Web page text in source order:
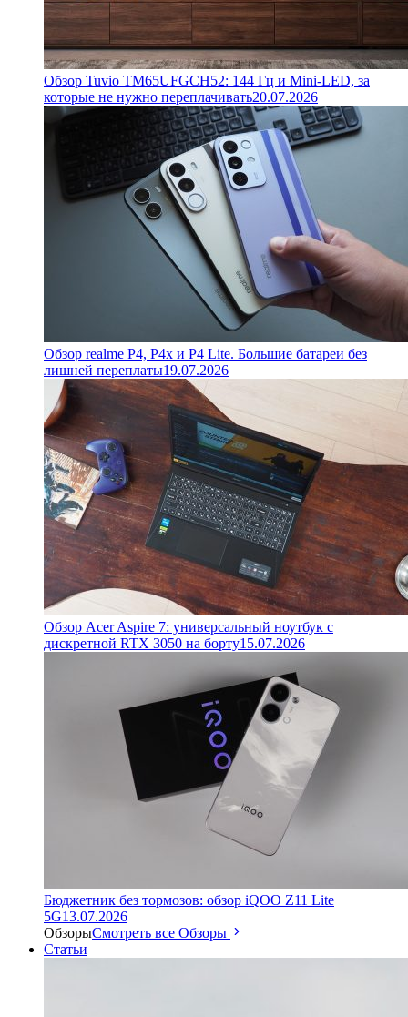
Обзор Tuvio TM65UFGCH52: 144 Гц и Mini-LED, за
которые не нужно переплачивать20.07.2026
Обзор realme P4, P4x и P4 Lite. Большие батареи без
лишней переплаты19.07.2026
Обзор Acer Aspire 7: универсальный ноутбук с
дискретной RTX 3050 на борту15.07.2026
Бюджетник без тормозов: обзор iQOO Z11 Lite
5G13.07.2026
ОбзорыСмотреть все Обзоры
Статьи